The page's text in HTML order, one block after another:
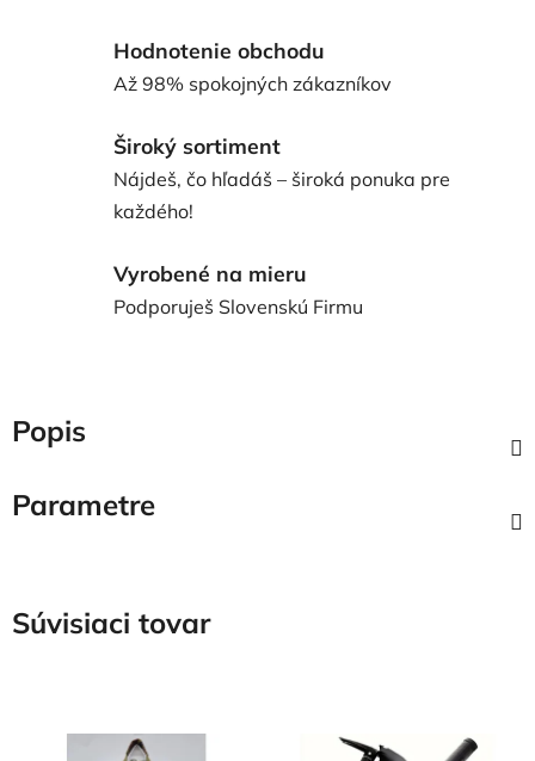
Hodnotenie obchodu
Až 98% spokojných zákazníkov
Široký sortiment
Nájdeš, čo hľadáš – široká ponuka pre
každého!
Vyrobené na mieru
Podporuješ Slovenskú Firmu
Popis
Parametre
Súvisiaci tovar